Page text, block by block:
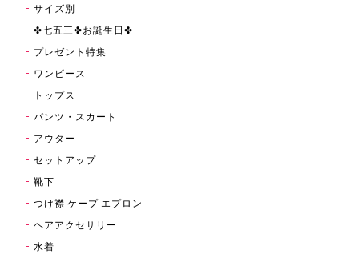
サイズ別
✤七五三✤お誕生日✤
プレゼント特集
ワンピース
トップス
パンツ・スカート
アウター
セットアップ
靴下
つけ襟 ケープ エプロン
ヘアアクセサリー
水着